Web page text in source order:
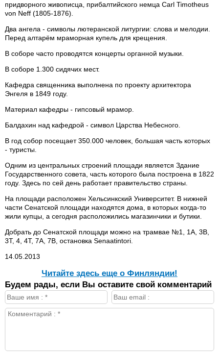
придворного живописца, прибалтийского немца Carl Timotheus
von Neff (1805-1876).
Два ангела - символы лютеранской литургии: слова и мелодии.
Перед алтарём мраморная купель для крещения.
В соборе часто проводятся концерты органной музыки.
В соборе 1.300 сидячих мест.
Кафедра священника выполнена по проекту архитектора
Энгеля в 1849 году.
Материал кафедры - гипсовый мрамор.
Балдахин над кафедрой - символ Царства Небесного.
В год собор посещает 350.000 человек, большая часть которых
- туристы.
Одним из центральных строений площади является Здание
Государственного совета, часть которого была построена в 1822
году. Здесь по сей день работает правительство страны.
На площади расположен Хельсинкский Университет. В нижней
части Сенатской площади находятся дома, в которых когда-то
жили купцы, а сегодня расположились магазинчики и бутики.
Добрать до Сенатской площади можно на трамвае №1, 1A, 3B,
3T, 4, 4T, 7A, 7B, остановка Senaatintori.
14.05.2013
Читайте здесь еще о Финляндии!
Будем рады, если Вы оставите свой комментарий